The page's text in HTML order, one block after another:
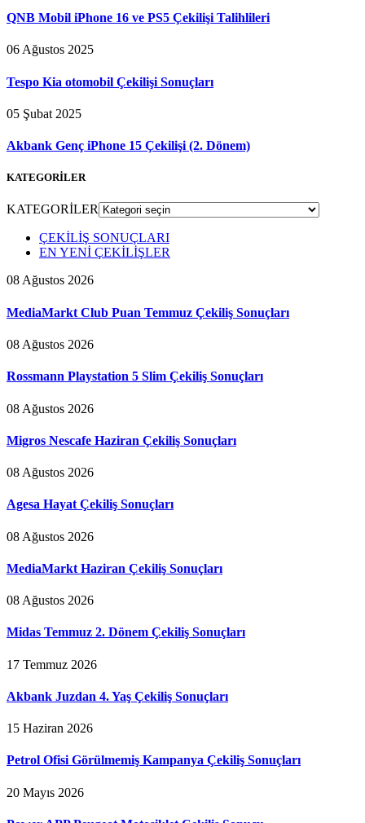
QNB Mobil iPhone 16 ve PS5 Çekilişi Talihlileri
06 Ağustos 2025
Tespo Kia otomobil Çekilişi Sonuçları
05 Şubat 2025
Akbank Genç iPhone 15 Çekilişi (2. Dönem)
KATEGORİLER
KATEGORİLER
ÇEKİLİŞ SONUÇLARI
EN YENİ ÇEKİLİŞLER
08 Ağustos 2026
MediaMarkt Club Puan Temmuz Çekiliş Sonuçları
08 Ağustos 2026
Rossmann Playstation 5 Slim Çekiliş Sonuçları
08 Ağustos 2026
Migros Nescafe Haziran Çekiliş Sonuçları
08 Ağustos 2026
Agesa Hayat Çekiliş Sonuçları
08 Ağustos 2026
MediaMarkt Haziran Çekiliş Sonuçları
08 Ağustos 2026
Midas Temmuz 2. Dönem Çekiliş Sonuçları
17 Temmuz 2026
Akbank Juzdan 4. Yaş Çekiliş Sonuçları
15 Haziran 2026
Petrol Ofisi Görülmemiş Kampanya Çekiliş Sonuçları
20 Mayıs 2026